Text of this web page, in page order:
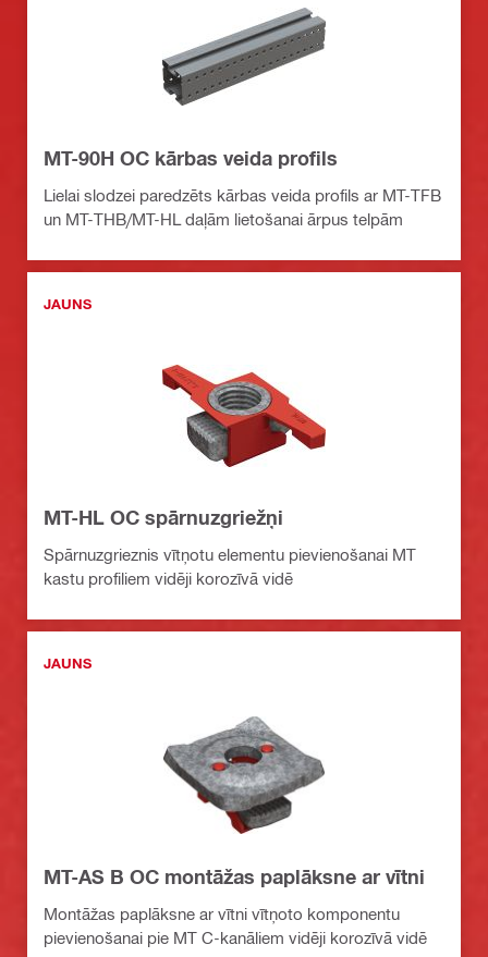
MT-90H OC kārbas veida profils
Lielai slodzei paredzēts kārbas veida profils ar MT-TFB
un MT-THB/MT-HL daļām lietošanai ārpus telpām
JAUNS
MT-HL OC spārnuzgriežņi
Spārnuzgrieznis vītņotu elementu pievienošanai MT
kastu profiliem vidēji korozīvā vidē
JAUNS
MT-AS B OC montāžas paplāksne ar vītni
Montāžas paplāksne ar vītni vītņoto komponentu
pievienošanai pie MT C-kanāliem vidēji korozīvā vidē